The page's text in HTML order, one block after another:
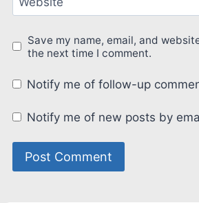
Save my name, email, and
the next time I comment.
Notify me of follow-up
Notify me of new posts by